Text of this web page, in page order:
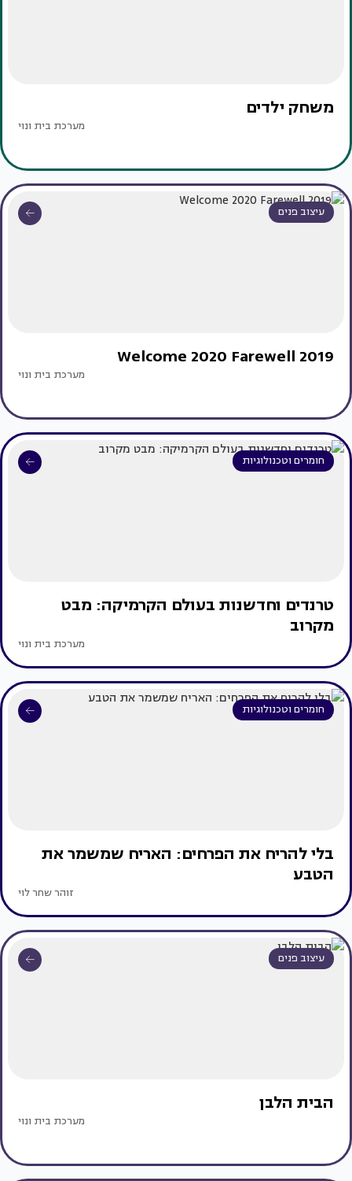
משחק ילדים
מערכת בית ונוי
עיצוב פנים
Welcome 2020 Farewell 2019
מערכת בית ונוי
חומרים וטכנולוגיות
טרנדים וחדשנות בעולם הקרמיקה: מבט
מקרוב
מערכת בית ונוי
חומרים וטכנולוגיות
בלי להריח את הפרחים: האריח שמשמר את
הטבע
זוהר שחר לוי
עיצוב פנים
הבית הלבן
מערכת בית ונוי